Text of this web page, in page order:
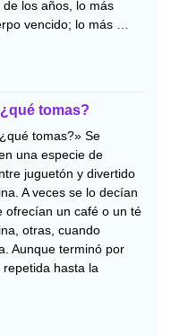
los años, lo más
vencido; lo más …
tomas?
tomas?» Se
una especie de
juguetón y divertido
A veces se lo decían
ofrecían un café o un té
otras, cuando
Aunque terminó por
hasta la